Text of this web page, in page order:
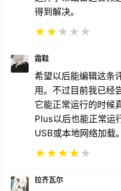
得到解决。
★★★ ★ ★
霜鞋
希望以后能编辑这条
用。不过目前我已经
它能正常运行的时候
Plus以后也能正常运
USB或本地网络加载。
★★★★★
拉齐瓦尔